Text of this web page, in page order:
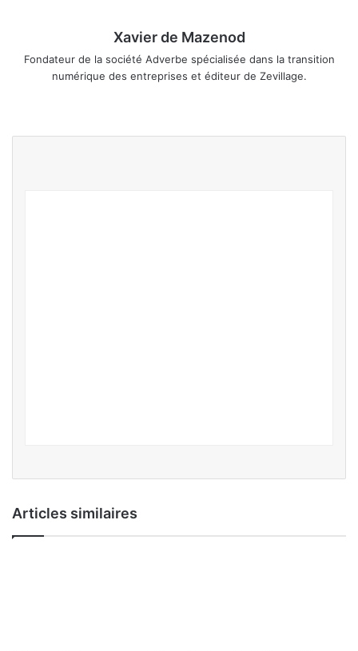
Xavier de Mazenod
Fondateur de la société Adverbe spécialisée dans la transition
numérique des entreprises et éditeur de Zevillage.
te bo din ra
Articles similaires